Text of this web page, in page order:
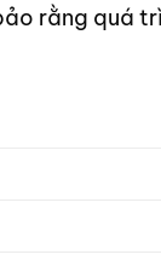
rằng quá